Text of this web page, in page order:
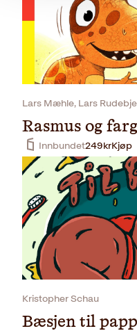
Lars Mæhle, Lars
Rasmus og
Innbundet249krKjøp
Kristopher Schau
Bæsjen til